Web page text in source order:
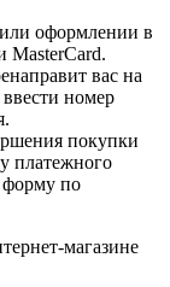
оформлении в
MasterCard.
вас на
номер
покупки
платежного
форму по
магазине